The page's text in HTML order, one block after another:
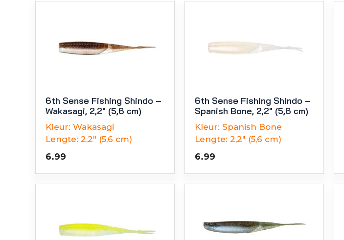
6th Sense Fishing Shindo –
Wakasagi, 2,2″ (5,6 cm)
Kleur: Wakasagi
Lengte: 2,2" (5,6 cm)
6.99
6th Sense Fishing Shindo –
Spanish Bone, 2,2″ (5,6 cm)
Kleur: Spanish Bone
Lengte: 2,2" (5,6 cm)
6.99